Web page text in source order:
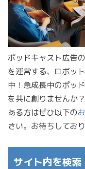
ポッドキャスト広告
を運営する、ロボッ
中！急成長中のポッ
を共に創りませんか
ある方はぜひ以下の
さい。お待ちしてお
サイト内を検索